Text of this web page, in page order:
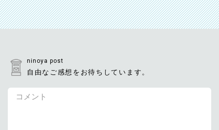
ninoya post
自由なご感想をお待ちしています。